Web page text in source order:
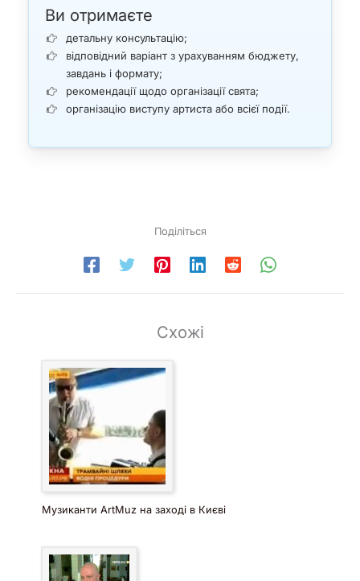
Ви отримаєте
детальну консультацію;
відповідний варіант з урахуванням бюджету,
завдань і формату;
рекомендації щодо організації свята;
організацію виступу артиста або всієї події.
Поділіться
Схожі
Музиканти ArtMuz на заході в Києві